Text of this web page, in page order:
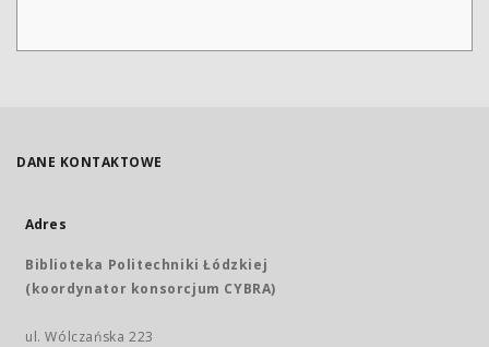
DANE KONTAKTOWE
Adres
Biblioteka Politechniki Łódzkiej
(koordynator konsorcjum CYBRA)
ul. Wólczańska 223